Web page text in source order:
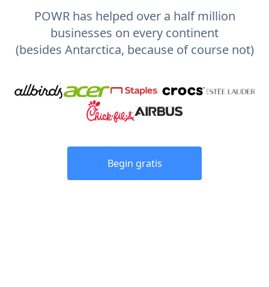
POWR has helped over a half million
businesses on every continent
(besides Antarctica, because of course not)
Begin gratis